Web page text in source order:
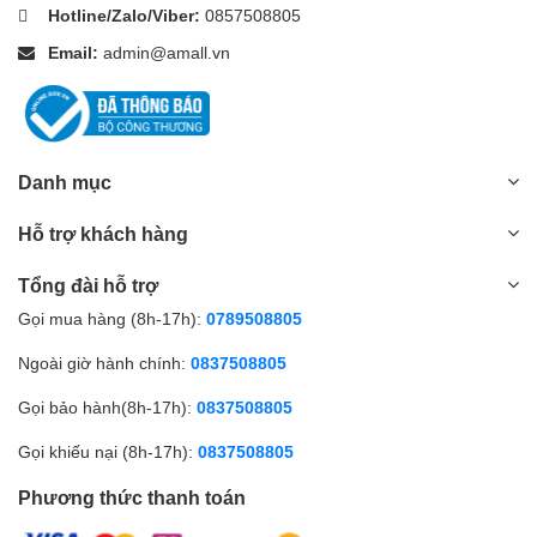
Hotline/Zalo/Viber: 0857508805
Email: admin@amall.vn
Danh mục
Hỗ trợ khách hàng
Tổng đài hỗ trợ
Gọi mua hàng (8h-17h): 0789508805
Ngoài giờ hành chính: 0837508805
Gọi bảo hành(8h-17h): 0837508805
Gọi khiếu nại (8h-17h): 0837508805
Phương thức thanh toán